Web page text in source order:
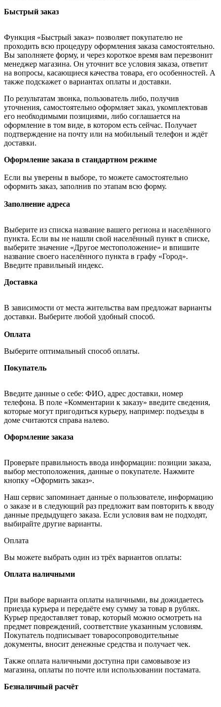
Быстрый заказ
Функция «Быстрый заказ» позволяет покупателю не
проходить всю процедуру оформления заказа самостоятельно.
Вы заполняете форму, и через короткое время вам перезвонит
менеджер магазина. Он уточнит все условия заказа, ответит
на вопросы, касающиеся качества товара, его особенностей. А
также подскажет о вариантах оплаты и доставки.
По результатам звонка, пользователь либо, получив
уточнения, самостоятельно оформляет заказ, укомплектовав
его необходимыми позициями, либо соглашается на
оформление в том виде, в котором есть сейчас. Получает
подтверждение на почту или на мобильный телефон и ждёт
доставки.
Оформление заказа в стандартном режиме
Если вы уверены в выборе, то можете самостоятельно
оформить заказ, заполнив по этапам всю форму.
Заполнение адреса
Выберите из списка название вашего региона и населённого
пункта. Если вы не нашли свой населённый пункт в списке,
выберите значение «Другое местоположение» и впишите
название своего населённого пункта в графу «Город».
Введите правильный индекс.
Доставка
В зависимости от места жительства вам предложат варианты
доставки. Выберите любой удобный способ.
Оплата
Выберите оптимальный способ оплаты.
Покупатель
Введите данные о себе: ФИО, адрес доставки, номер
телефона. В поле «Комментарии к заказу» введите сведения,
которые могут пригодиться курьеру, например: подъезды в
доме считаются справа налево.
Оформление заказа
Проверьте правильность ввода информации: позиции заказа,
выбор местоположения, данные о покупателе. Нажмите
кнопку «Оформить заказ».
Наш сервис запоминает данные о пользователе, информацию
о заказе и в следующий раз предложит вам повторить к вводу
данные предыдущего заказа. Если условия вам не подходят,
выбирайте другие варианты.
Оплата
Вы можете выбрать один из трёх вариантов оплаты:
Оплата наличными
При выборе варианта оплаты наличными, вы дожидаетесь
приезда курьера и передаёте ему сумму за товар в рублях.
Курьер предоставляет товар, который можно осмотреть на
предмет повреждений, соответствие указанным условиям.
Покупатель подписывает товаросопроводительные
документы, вносит денежные средства и получает чек.
Также оплата наличными доступна при самовывозе из
магазина, оплаты по почте или использовании постамата.
Безналичный расчёт